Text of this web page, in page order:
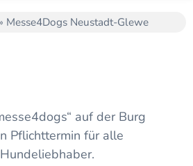
» Messe4Dogs Neustadt-Glewe
auf der Burg
Pflichttermin für alle